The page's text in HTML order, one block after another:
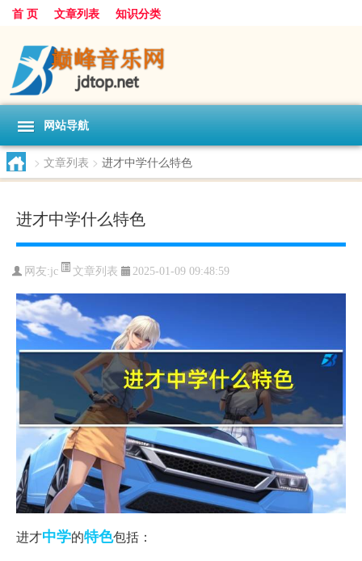
首 页 文章列表 知识分类
网站导航
> 文章列表 > 进才中学什么特色
进才中学什么特色
网友:jc 文章列表 2025-01-09 09:48:59
进才中学的特色包括：